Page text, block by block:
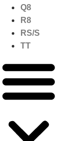
Q8
R8
RS/S
TT